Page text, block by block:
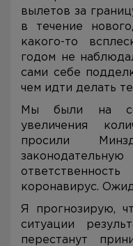
вылетов за
в течение
какого-то
годом не
сами себе
чем идти делать
Мы были на
увеличения
просили
коронавирус.
Я прогнозирую,
ситуации
перестанут